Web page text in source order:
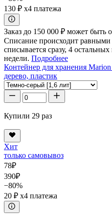
130 ₽ x4 платежа
Заказ до 150 000 ₽ может быть
Списание происходит
списывается сразу, 4
недели. Подробнее
Контейнер для хранения
дерево, пластик
Купили 29 раз
Хит
только самовывоз
78₽
390₽
−80%
20 ₽ x4 платежа